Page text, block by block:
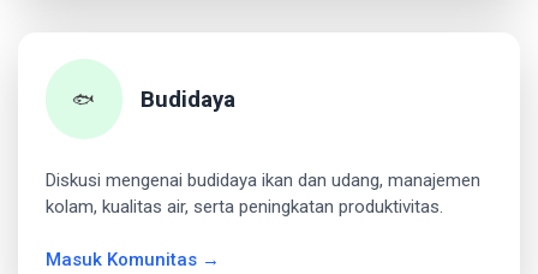
🐟 Budidaya
Diskusi mengenai budidaya ikan dan udang, manajemen
kolam, kualitas air, serta peningkatan produktivitas.
Masuk Komunitas →